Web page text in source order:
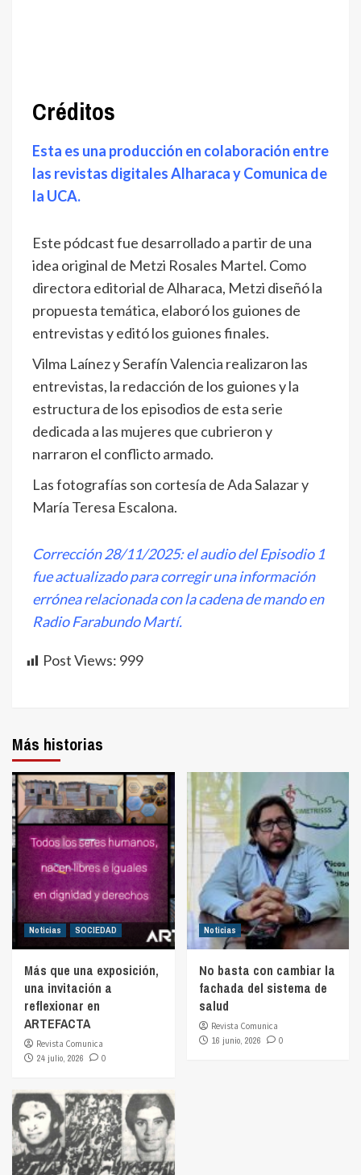
Créditos
Esta es una producción en colaboración entre
las revistas digitales Alharaca y Comunica de
la UCA.
Este pódcast fue desarrollado a partir de una
idea original de Metzi Rosales Martel. Como
directora editorial de Alharaca, Metzi diseñó la
propuesta temática, elaboró los guiones de
entrevistas y editó los guiones finales.
Vilma Laínez y Serafín Valencia realizaron las
entrevistas, la redacción de los guiones y la
estructura de los episodios de esta serie
dedicada a las mujeres que cubrieron y
narraron el conflicto armado.
Las fotografías son cortesía de Ada Salazar y
María Teresa Escalona.
Corrección 28/11/2025: el audio del Episodio 1
fue actualizado para corregir una información
errónea relacionada con la cadena de mando en
Radio Farabundo Martí.
Post Views: 999
Más historias
Noticias SOCIEDAD
Más que una exposición,
una invitación a
reflexionar en
ARTEFACTA
Revista Comunica
24 julio, 2026
0
Noticias
No basta con cambiar la
fachada del sistema de
salud
Revista Comunica
16 junio, 2026
0